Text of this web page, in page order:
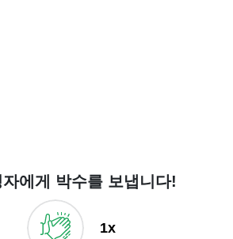
에게 박수를 보냅니다!
1x